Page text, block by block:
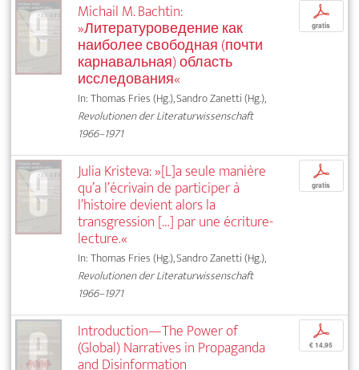
Michail M. Bachtin:
»Литературоведение как
наиболее свободная (почти
карнавальная) область
исследования«
In: Thomas Fries (Hg.), Sandro Zanetti (Hg.),
Revolutionen der Literaturwissenschaft
1966–1971
p
gratis
Julia Kristeva: »[L]a seule manière
qu’a l’écrivain de participer à
l’histoire devient alors la
transgression […] par une écriture-
lecture.«
In: Thomas Fries (Hg.), Sandro Zanetti (Hg.),
Revolutionen der Literaturwissenschaft
1966–1971
p
gratis
Introduction—The Power of
(Global) Narratives in Propaganda
and Disinformation
p
€ 14,95